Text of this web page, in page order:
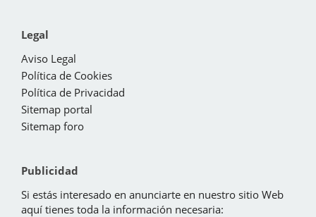
Legal
Aviso Legal
Política de Cookies
Política de Privacidad
Sitemap portal
Sitemap foro
Publicidad
Si estás interesado en anunciarte en nuestro sitio Web
aquí tienes toda la información necesaria: